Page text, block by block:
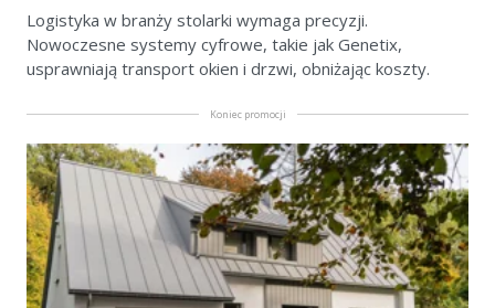
Logistyka w branży stolarki wymaga precyzji.
Nowoczesne systemy cyfrowe, takie jak Genetix,
usprawniają transport okien i drzwi, obniżając koszty.
Koniec promocji